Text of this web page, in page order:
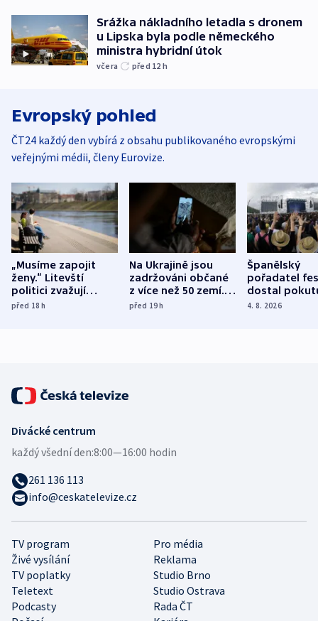
Srážka nákladního letadla s dronem
u Lipska byla podle německého
ministra hybridní útok
včera před 12 h
Evropský pohled
ČT24 každý den vybírá z obsahu publikovaného evropskými
veřejnými médii, členy Eurovize.
„Musíme zapojit
ženy.“ Litevští
politici zvažují
dohodu o
před 18h
Na Ukrajině jsou
zadržováni občané
z více než 50 zemí.
Bojovali na straně
před 19h
Španělský
pořadatel
dostal
nekalé
4. 8. 2026
TV program
Pro média
Živé vysílání
Reklama
TV poplatky
Studio Brno
Teletext
Studio Ostrava
Podcasty
Rada ČT
Divácké centrum
každý všední den:8:00—16:00 hodin
261 136 113
info@ceskatelevize.cz